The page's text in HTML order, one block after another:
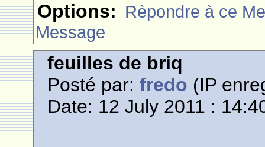
Options: Rèpondre à ce
Message
feuilles de briq
Posté par:fredo (IP
Date: 12 July 2011 :